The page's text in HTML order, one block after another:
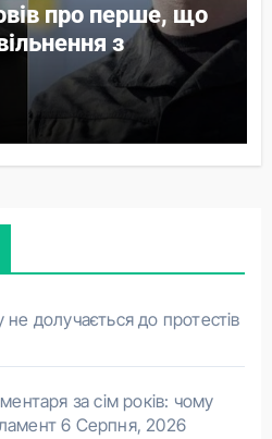
про перше, що
з
долучається до протестів
за сім років: чому
6 Серпня, 2026